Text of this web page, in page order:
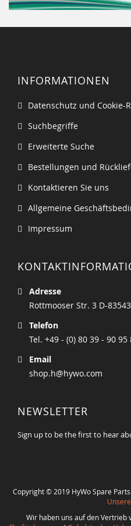
INFORMATIONEN
Datenschutz und Cookie-
Suchbegriffe
Erweiterte Suche
Bestellungen und
Kontaktieren Sie uns
Allgemeine
Impressum
Adresse
Rottmooser Str. 3 D-
Telefon
Tel. +49 - (0) 80 39 - 90 95
Email
shop.h@hywo.com
NEWSLETTER
Sign up to be the first to hear
Copyright © 2019 HyWo Spare
Wir haben uns auf den Vertrieb